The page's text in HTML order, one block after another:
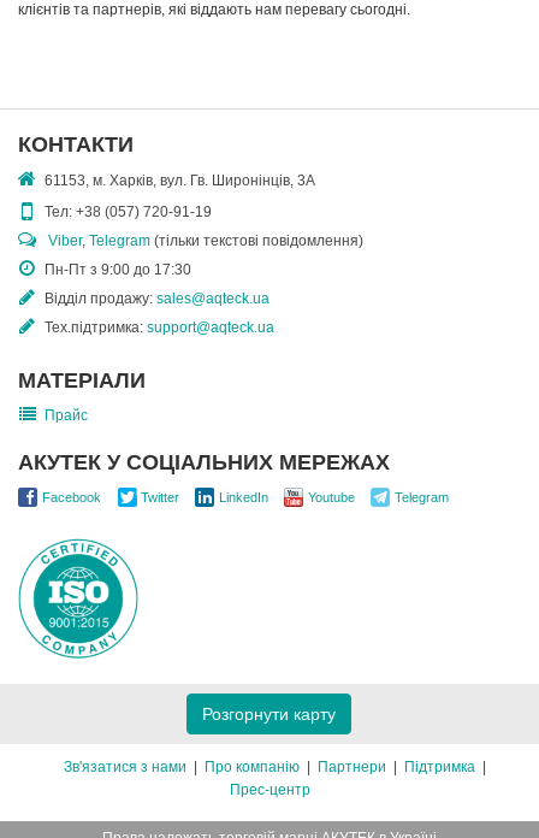
клієнтів та партнерів, які віддають нам перевагу сьогодні.
КОНТАКТИ
61153, м. Харків, вул. Гв. Широнінців, 3А
Тел: +38 (057) 720-91-19
Viber, Telegram (тільки текстові повідомлення)
Пн-Пт з 9:00 до 17:30
Відділ продажу: sales@aqteck.ua
Тех.підтримка: support@aqteck.ua
МАТЕРІАЛИ
Прайс
АКУТЕК У СОЦІАЛЬНИХ МЕРЕЖАХ
Facebook Twitter LinkedIn Youtube Telegram
Розгорнути карту
Зв'язатися з нами Про компанію Партнери
Підтримка
Прес-центр